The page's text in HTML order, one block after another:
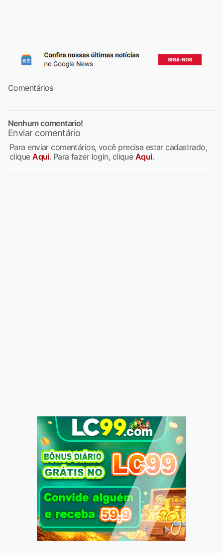
Comentários
Nenhum comentario!
Enviar comentário
Para enviar comentários, você precisa estar cadastrado,
cliqueAqui. Para fazer login, clique Aqui.